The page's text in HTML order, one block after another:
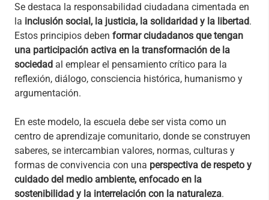
Se destaca la responsabilidad ciudadana cimentada en
la inclusión social, la justicia, la solidaridad y la libertad.
Estos principios deben formar ciudadanos que tengan
una participación activa en la transformación de la
sociedad al emplear el pensamiento crítico para la
reflexión, diálogo, consciencia histórica, humanismo y
argumentación.
En este modelo, la escuela debe ser vista como un
centro de aprendizaje comunitario, donde se construyen
saberes, se intercambian valores, normas, culturas y
formas de convivencia con una perspectiva de respeto y
cuidado del medio ambiente, enfocado en la
sostenibilidad y la interrelación con la naturaleza.